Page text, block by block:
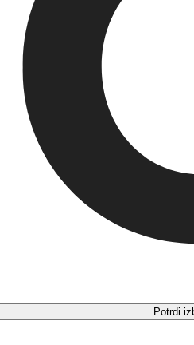
Potrdi